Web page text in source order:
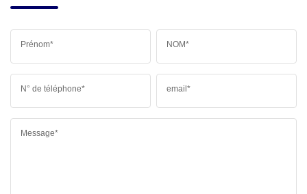
Prénom* NOM*
N° de téléphone* email*
Message*